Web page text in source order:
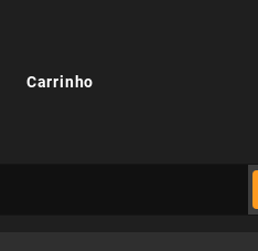
Carrinho